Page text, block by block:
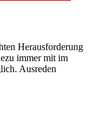
Herausforderung
immer mit im
Ausreden